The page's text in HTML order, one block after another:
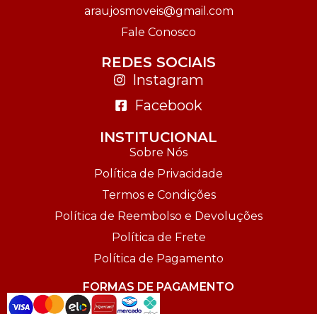
araujosmoveis@gmail.com
Fale Conosco
REDES SOCIAIS
Instagram
Facebook
INSTITUCIONAL
Sobre Nós
Política de Privacidade
Termos e Condições
Política de Reembolso e Devoluções
Política de Frete
Política de Pagamento
FORMAS DE PAGAMENTO